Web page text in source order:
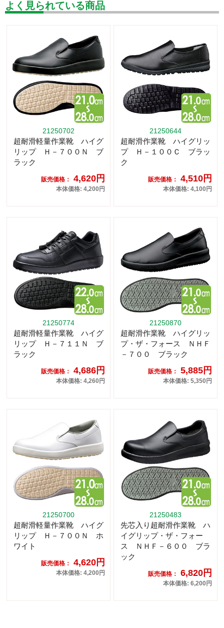
よく見られている商品
21250702
超耐滑軽量作業靴 ハイグ
リップ Ｈ－７００Ｎ ブ
ラック
販売価格： 4,620円
本体価格: 4,200円
21250644
超耐滑作業靴 ハイグリッ
プ Ｈ－１００Ｃ ブラッ
ク
販売価格： 4,510円
本体価格: 4,100円
21250774
超耐滑軽量作業靴 ハイグ
リップ Ｈ－７１１Ｎ ブ
ラック
販売価格： 4,686円
本体価格: 4,260円
21250870
超耐滑作業靴 ハイグリッ
プ・ザ・フォース ＮＨＦ
－７００ ブラック
販売価格： 5,885円
本体価格: 5,350円
21250700
超耐滑軽量作業靴 ハイグ
リップ Ｈ－７００Ｎ ホ
ワイト
販売価格： 4,620円
本体価格: 4,200円
21250483
先芯入り超耐滑作業靴 ハ
イグリップ・ザ・フォー
ス ＮＨＦ－６００ ブラ
ック
販売価格： 6,820円
本体価格: 6,200円